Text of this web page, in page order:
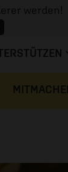
werden!